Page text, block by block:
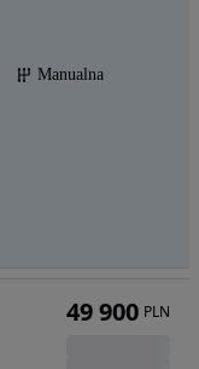
Manualna
49 900 PLN